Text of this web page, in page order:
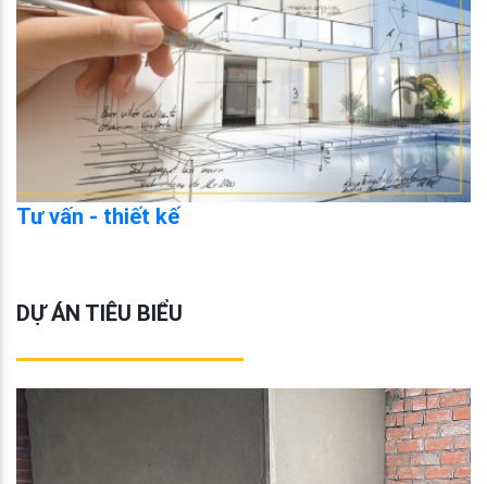
Tư vấn - thiết kế
DỰ ÁN TIÊU BIỂU